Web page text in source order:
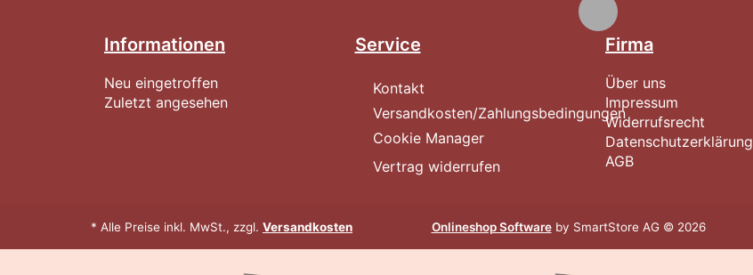
Informationen
Neu eingetroffen
Zuletzt angesehen
Service
Kontakt
Versandkosten/Zahlungsbedingungen
Cookie Manager
Vertrag widerrufen
Firma
Über uns
Impressum
Widerrufsrecht
Datenschutzerklärung
AGB
* Alle Preise inkl. MwSt., zzgl. Versandkosten Onlineshop Softwareby SmartStore AG © 2026